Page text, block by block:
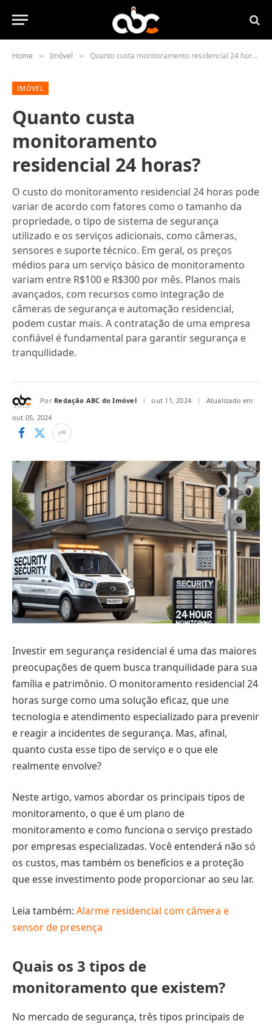
Home » Imóvel » Quanto custa monitoramento residencial 24 horas?
IMÓVEL
Quanto custa
monitoramento
residencial 24 horas?
O custo do monitoramento residencial 24 horas pode
variar de acordo com fatores como o tamanho da
propriedade, o tipo de sistema de segurança
utilizado e os serviços adicionais, como câmeras,
sensores e suporte técnico. Em geral, os preços
médios para um serviço básico de monitoramento
variam entre R$100 e R$300 por mês. Planos mais
avançados, com recursos como integração de
câmeras de segurança e automação residencial,
podem custar mais. A contratação de uma empresa
confiável é fundamental para garantir segurança e
tranquilidade.
Por Redação ABC do Imóvel out 11, 2024
Atualizado em:
out 05, 2024
Investir em segurança residencial é uma das maiores
preocupações de quem busca tranquilidade para sua
família e patrimônio. O monitoramento residencial 24
horas surge como uma solução eficaz, que une
tecnologia e atendimento especializado para prevenir
e reagir a incidentes de segurança. Mas, afinal,
quanto custa esse tipo de serviço e o que ele
realmente envolve?
Neste artigo, vamos abordar os principais tipos de
monitoramento, o que é um plano de
monitoramento e como funciona o serviço prestado
por empresas especializadas. Você entenderá não só
os custos, mas também os benefícios e a proteção
que esse investimento pode proporcionar ao seu lar.
Leia também: Alarme residencial com câmera e
sensor de presença
Quais os 3 tipos de
monitoramento que existem?
No mercado de segurança, três tipos principais de